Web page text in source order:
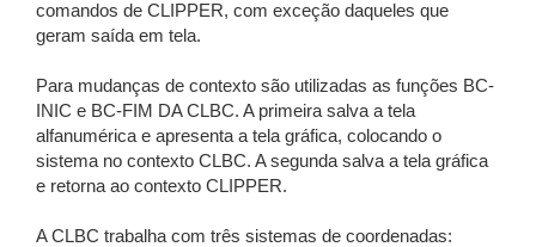
comandos de CLIPPER, com exceção daqueles que
geram saída em tela.
Para mudanças de contexto são utilizadas as funções BC-
INIC e BC-FIM DA CLBC. A primeira salva a tela
alfanumérica e apresenta a tela gráfica, colocando o
sistema no contexto CLBC. A segunda salva a tela gráfica
e retorna ao contexto CLIPPER.
A CLBC trabalha com três sistemas de coordenadas: